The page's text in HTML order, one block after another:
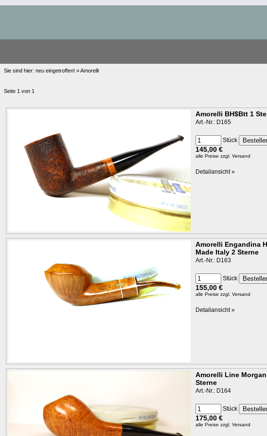
Sie sind hier: neu eingetroffen! » Amorelli
Seite 1 von 1
Amorelli BH$Btt 1
Art.-Nr.: D165
Stück
145,00 €
alle Preise zzgl. Versand
Detailansicht »
Amorelli Engandina
Made Italy 2 Sterne
Art.-Nr.: D163
Stück
155,00 €
alle Preise zzgl. Versand
Detailansicht »
Amorelli Line
Sterne
Art.-Nr.: D164
Stück
175,00 €
alle Preise zzgl. Versand